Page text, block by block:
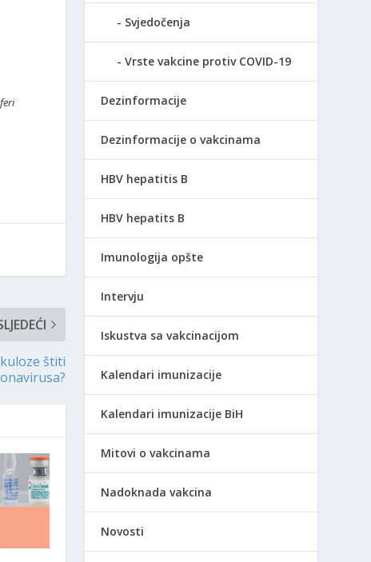
štiti
Svjedočenja
Vrste vakcine protiv COVID-19
Dezinformacije
Dezinformacije o vakcinama
HBV hepatitis B
HBV hepatits B
Imunologija opšte
Intervju
Iskustva sa vakcinacijom
Kalendari imunizacije
Kalendari imunizacije BiH
Mitovi o vakcinama
Nadoknada vakcina
Novosti